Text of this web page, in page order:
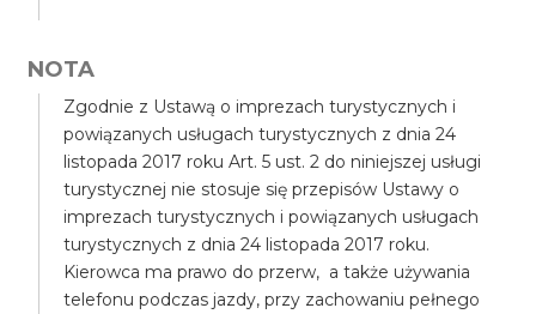
NOTA
Zgodnie z Ustawą o imprezach turystycznych i
powiązanych usługach turystycznych z dnia 24
listopada 2017 roku Art. 5 ust. 2 do niniejszej usługi
turystycznej nie stosuje się przepisów Ustawy o
imprezach turystycznych i powiązanych usługach
turystycznych z dnia 24 listopada 2017 roku.
Kierowca ma prawo do przerw, a także używania
telefonu podczas jazdy, przy zachowaniu pełnego